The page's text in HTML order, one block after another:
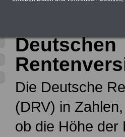
Deutschen
Die Deutsche
(DRV) in
ob die Höhe der